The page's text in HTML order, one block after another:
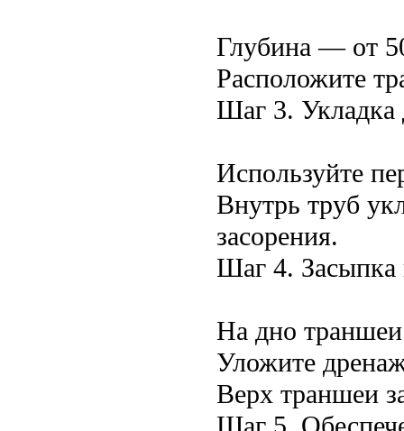
Глубина — от
Расположите
Шаг 3. Укладка
Используйте
Внутрь труб
засорения.
Шаг 4. Засыпка
На дно
Уложите
Верх траншеи